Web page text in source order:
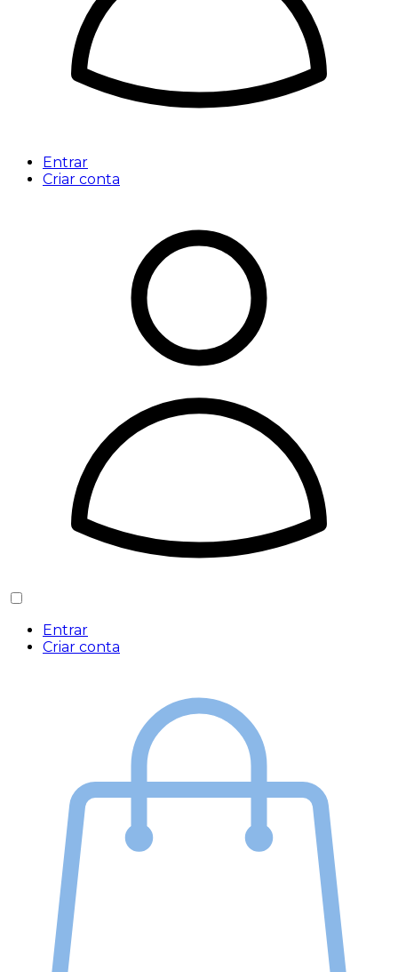
Entrar
Criar conta
Entrar
Criar conta